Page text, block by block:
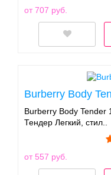
от 707 руб.
Burberry Body
Burberry Body Tender
Тендер Легкий, стил..
от 557 руб.